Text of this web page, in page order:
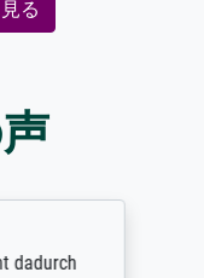
る
dadurch